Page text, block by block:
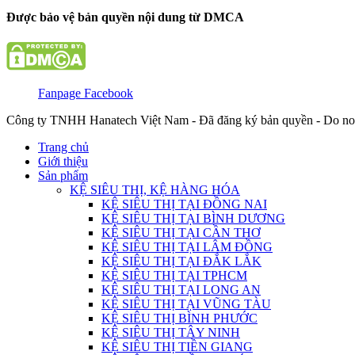
Được bảo vệ bản quyền nội dung từ DMCA
Fanpage Facebook
Công ty TNHH Hanatech Việt Nam - Đã đăng ký bản quyền - Do
Trang chủ
Giới thiệu
Sản phẩm
KỆ SIÊU THỊ, KỆ HÀNG HÓA
KỆ SIÊU THỊ TẠI ĐỒNG NAI
KỆ SIÊU THỊ TẠI BÌNH DƯƠNG
KỆ SIÊU THỊ TẠI CẦN THƠ
KỆ SIÊU THỊ TẠI LÂM ĐỒNG
KỆ SIÊU THỊ TẠI ĐẮK LẮK
KỆ SIÊU THỊ TẠI TPHCM
KỆ SIÊU THỊ TẠI LONG AN
KỆ SIÊU THỊ TẠI VŨNG TÀU
KỆ SIÊU THỊ BÌNH PHƯỚC
KỆ SIÊU THỊ TÂY NINH
KỆ SIÊU THỊ TIỀN GIANG